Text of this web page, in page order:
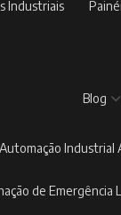
Industriais
Blog
Automação
de Emergência